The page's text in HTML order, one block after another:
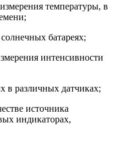
температуры, в
батареях;
интенсивности
в различных датчиках;
источника
индикаторах,